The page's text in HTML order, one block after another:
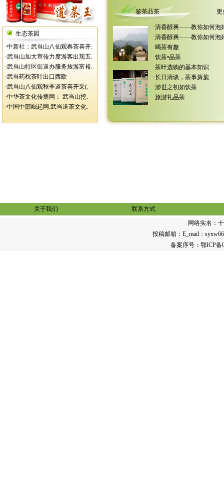
生态茶园
·中新社：武当山八仙观春茶喜开.
·武当山加大宣传力度游客出现五.
·武当山特区街道办服务旅游富裕.
·武当药枕茶叶出口西欧
·武当山八仙观秋季道茶喜开采(.
·中华茶文化传播网： 武当山挖.
·中国中部崛起网:武当道茶文化.
鉴茶品茶 更
·清香醇爽——教你如何泡
·清香醇爽——教你如何泡
·喝茶有趣
·饮茶•品茶
·茶叶选购的基本知识
·长日清谈，茶事旖旎
·涉世之初如饮茶
·旅游礼品茶
关于我们
联系方式
网络实名：
投稿邮箱：E_mail：
备案序号： 鄂ICP备